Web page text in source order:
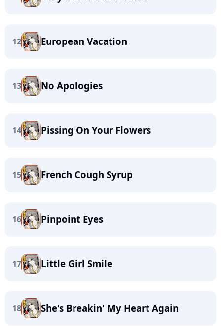
12 European Vacation
13 No Apologies
14 Pissing On Your Flowers
15 French Cough Syrup
16 Pinpoint Eyes
17 Little Girl Smile
18 She's Breakin' My Heart Again